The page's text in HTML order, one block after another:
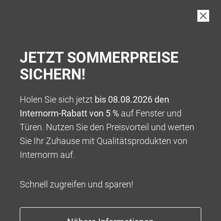
JETZT SOMMERPREISE
SICHERN!
Holen Sie sich jetzt bis 08.08.2026 den
Internorm-Rabatt von 5 % auf Fenster und
Türen. Nutzen Sie den Preisvorteil und werten
Sie Ihr Zuhause mit Qualitätsprodukten von
Internorm auf.
Schnell zugreifen und sparen!